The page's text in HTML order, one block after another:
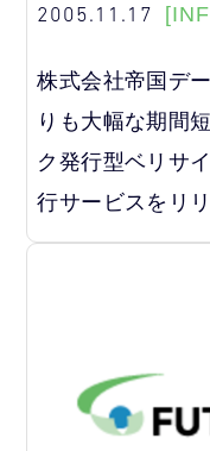
2005.11.17
株式会社帝国デ
りも大幅な期間
ク発行型ベリサ
行サービスをリ